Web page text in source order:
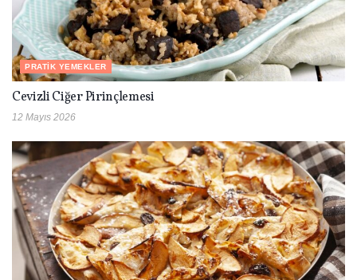
PRATIK YEMEKLER
Cevizli Ciğer Pirinçlemesi
12 Mayıs 2026